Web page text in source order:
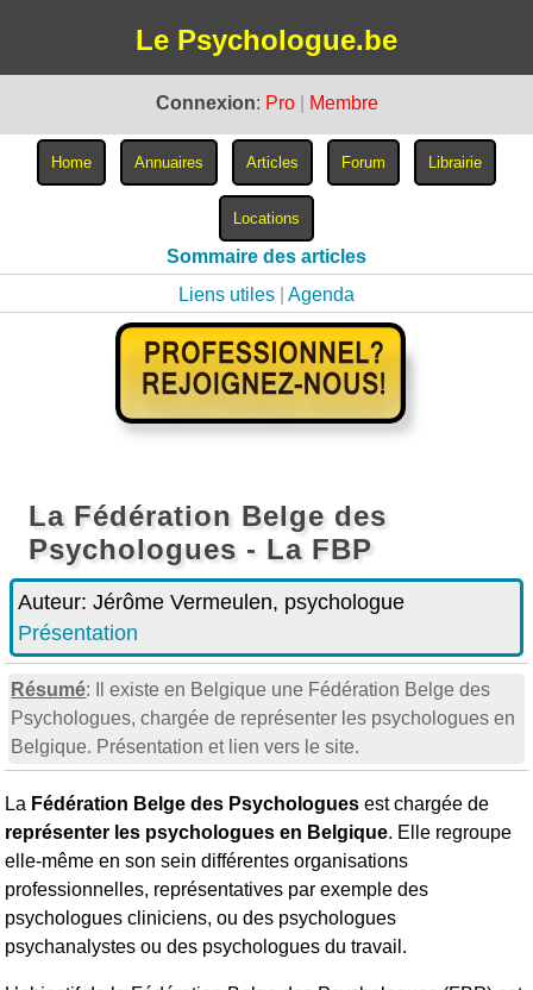
Le Psychologue.be
Connexion: Pro Membre
Sommaire des articles
Liens utiles
Agenda
La Fédération Belge des
Psychologues - La FBP
Auteur:Jérôme Vermeulen, psychologue
Présentation
Résumé: Il existe en Belgique une Fédération Belge des
Psychologues, chargée de représenter les psychologues en
Belgique. Présentation et lien vers le site.
La Fédération Belge des Psychologues est chargée de
représenter les psychologues en Belgique. Elle regroupe
elle-même en son sein différentes organisations
professionnelles, représentatives par exemple des
psychologues cliniciens, ou des psychologues
psychanalystes ou des psychologues du travail.